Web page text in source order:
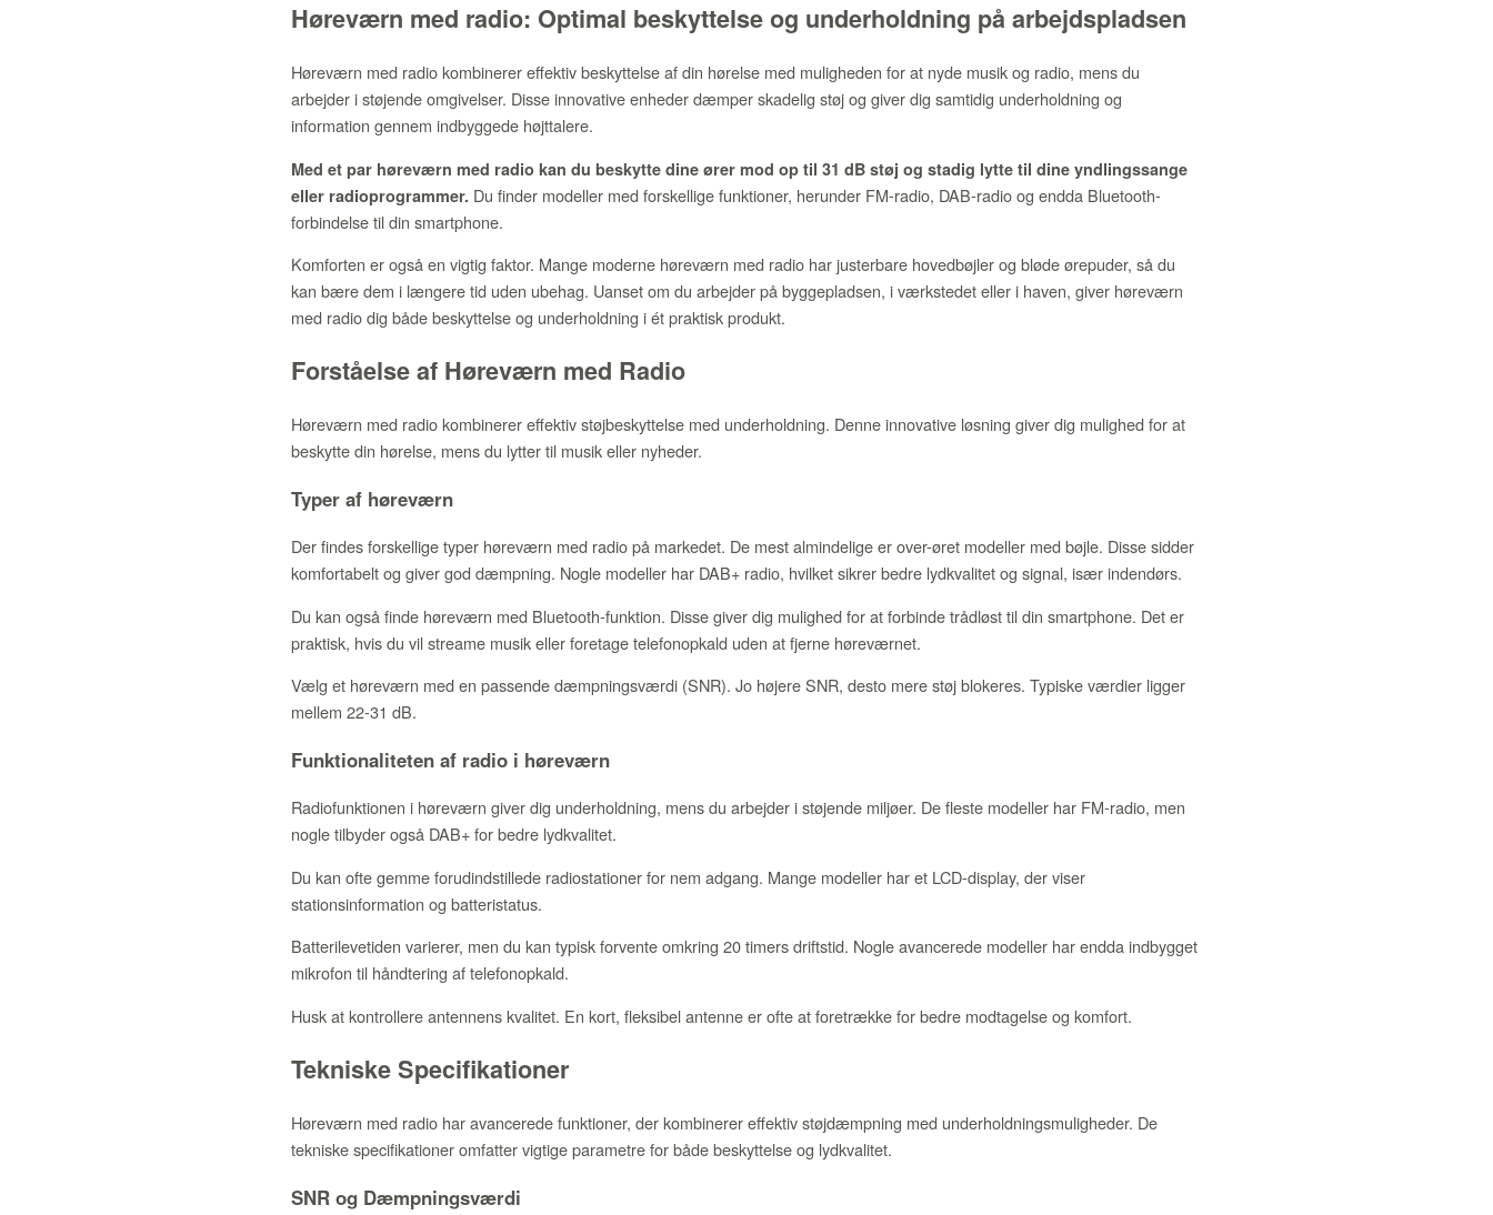
Høreværn med radio: Optimal beskyttelse og underholdning på arbejdspladsen
Høreværn med radio kombinerer effektiv beskyttelse af din hørelse med muligheden for at nyde musik og radio, mens du
arbejder i støjende omgivelser. Disse innovative enheder dæmper skadelig støj og giver dig samtidig underholdning og
information gennem indbyggede højttalere.
Med et par høreværn med radio kan du beskytte dine ører mod op til 31 dB støj og stadig lytte til dine yndlingssange
eller radioprogrammer. Du finder modeller med forskellige funktioner, herunder FM-radio, DAB-radio og endda Bluetooth-
forbindelse til din smartphone.
Komforten er også en vigtig faktor. Mange moderne høreværn med radio har justerbare hovedbøjler og bløde ørepuder, så du
kan bære dem i længere tid uden ubehag. Uanset om du arbejder på byggepladsen, i værkstedet eller i haven, giver høreværn
med radio dig både beskyttelse og underholdning i ét praktisk produkt.
Forståelse af Høreværn med Radio
Høreværn med radio kombinerer effektiv støjbeskyttelse med underholdning. Denne innovative løsning giver dig mulighed for at
beskytte din hørelse, mens du lytter til musik eller nyheder.
Typer af høreværn
Der findes forskellige typer høreværn med radio på markedet. De mest almindelige er over-øret modeller med bøjle. Disse sidder
komfortabelt og giver god dæmpning. Nogle modeller har DAB+ radio, hvilket sikrer bedre lydkvalitet og signal, især indendørs.
Du kan også finde høreværn med Bluetooth-funktion. Disse giver dig mulighed for at forbinde trådløst til din smartphone. Det er
praktisk, hvis du vil streame musik eller foretage telefonopkald uden at fjerne høreværnet.
Vælg et høreværn med en passende dæmpningsværdi (SNR). Jo højere SNR, desto mere støj blokeres. Typiske værdier ligger
mellem 22-31 dB.
Funktionaliteten af radio i høreværn
Radiofunktionen i høreværn giver dig underholdning, mens du arbejder i støjende miljøer. De fleste modeller har FM-radio, men
nogle tilbyder også DAB+ for bedre lydkvalitet.
Du kan ofte gemme forudindstillede radiostationer for nem adgang. Mange modeller har et LCD-display, der viser
stationsinformation og batteristatus.
Batterilevetiden varierer, men du kan typisk forvente omkring 20 timers driftstid. Nogle avancerede modeller har endda indbygget
mikrofon til håndtering af telefonopkald.
Husk at kontrollere antennens kvalitet. En kort, fleksibel antenne er ofte at foretrække for bedre modtagelse og komfort.
Tekniske Specifikationer
Høreværn med radio har avancerede funktioner, der kombinerer effektiv støjdæmpning med underholdningsmuligheder. De
tekniske specifikationer omfatter vigtige parametre for både beskyttelse og lydkvalitet.
SNR og Dæmpningsværdi